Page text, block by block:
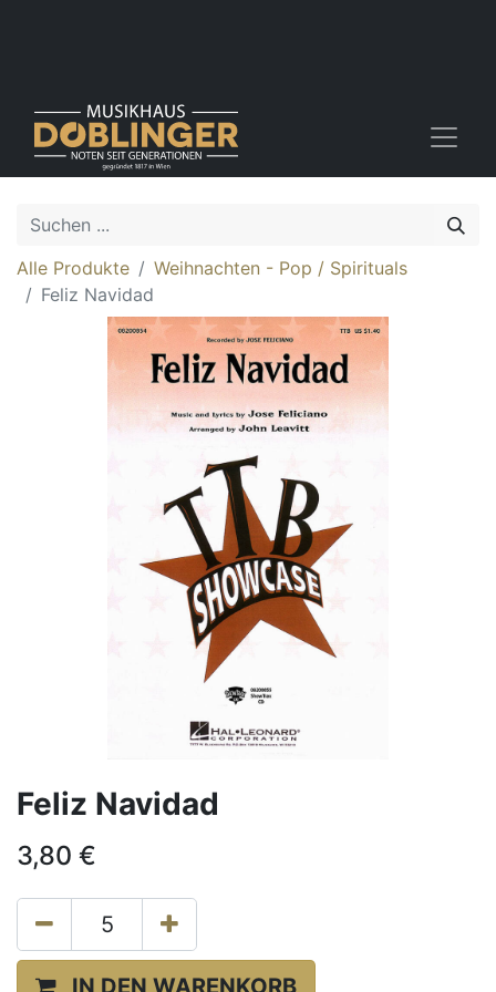
Alle Produkte
Weihnachten - Pop / Spirituals
Feliz Navidad
Feliz Navidad
3,80 €
IN DEN WARENKORB